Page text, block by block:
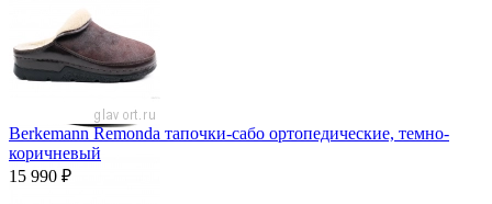
Berkemann Remonda тапочки-сабо ортопедические, темно-
коричневый
15 990 ₽